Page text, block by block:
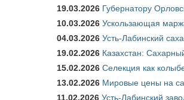
19.03.2026 Губернатору
10.03.2026 Ускользающая
04.03.2026 Усть-Лабинский
19.02.2026 Казахстан:
15.02.2026 Селекция как
13.02.2026 Мировые цены на
11.02.2026 Усть-Лабинский